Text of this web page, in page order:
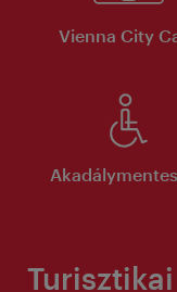
Vienna City